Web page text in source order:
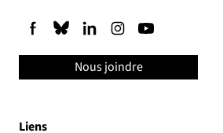
Liens
Nous joindre